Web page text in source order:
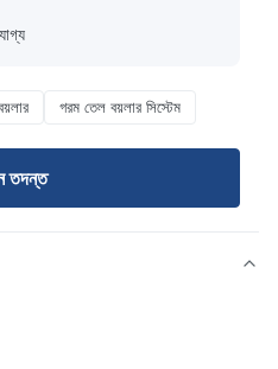
গরম তেল বয়লার সিস্টেম
তদন্ত